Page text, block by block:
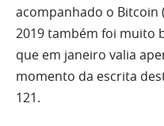
acompanhado o Bitcoin (
2019 também foi muito
que em janeiro valia
momento da escrita
121.